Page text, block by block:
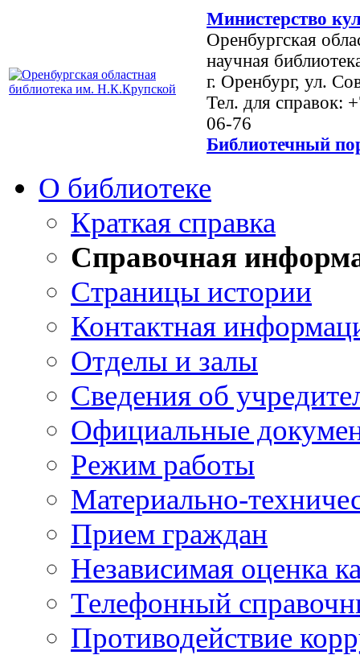
Министерство
Оренбургская
научная
г. Оренбург, ул.
Тел. для справок:
06-76
Библиотечный
О библиотеке
Краткая справка
Справочная
Страницы истории
Контактная
Отделы и залы
Сведения об
Официальные
Режим работы
Материально-
Прием граждан
Независимая оценка
Телефонный
Противодействие